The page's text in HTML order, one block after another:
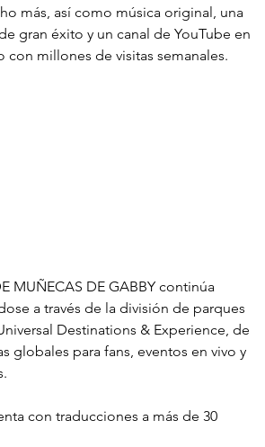
más, así como música original, una
gran éxito y un canal de YouTube en
con millones de visitas semanales.
MUÑECAS DE GABBY continúa
a través de la división de parques
Destinations & Experience, de
globales para fans, eventos en vivo y
con traducciones a más de 30